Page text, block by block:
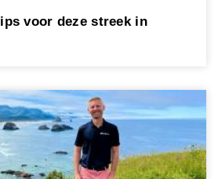
voor deze streek in